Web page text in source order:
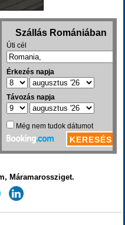
Máramarossziget.